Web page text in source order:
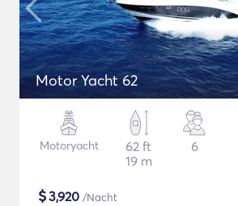
Motor Yacht 62
Motoryacht
62 ft
19 m
6
$3,920 /Nacht